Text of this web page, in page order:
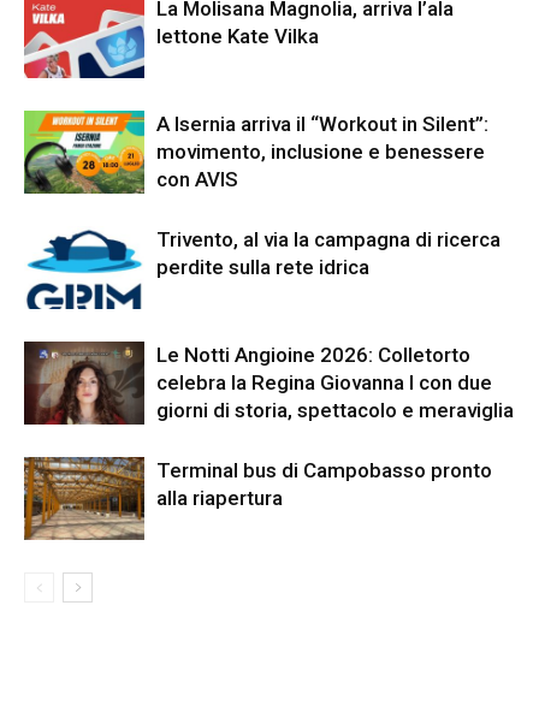
La Molisana Magnolia, arriva l’ala
lettone Kate Vilka
A Isernia arriva il “Workout in Silent”:
movimento, inclusione e benessere
con AVIS
Trivento, al via la campagna di ricerca
perdite sulla rete idrica
Le Notti Angioine 2026: Colletorto
celebra la Regina Giovanna I con due
giorni di storia, spettacolo e meraviglia
Terminal bus di Campobasso pronto
alla riapertura